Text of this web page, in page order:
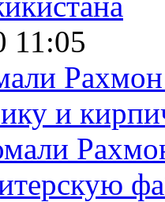
11:05
и